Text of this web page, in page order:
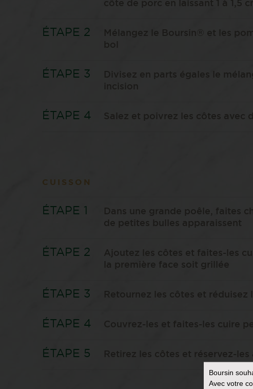
côte de porc en laissant 1 à 1,5
Mélangez le Boursin® et les
Divisez en parts égales le
incision
Salez et poivrez les côtes avec
CUISSON
Dans une grande poêle, faites
de petites bulles apparaissent
Ajoutez les côtes et faites-les
la première face soit grillée
Retournez les côtes et réduisez
Couvrez-les et faites-les cuire
Retirez les côtes et réservez-les
Boursin
Avec votre